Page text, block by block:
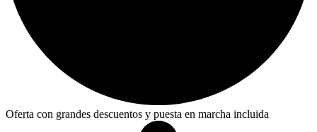
Oferta con grandes descuentos y puesta en marcha incluida